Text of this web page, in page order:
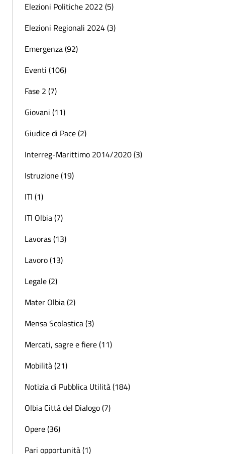
Elezioni Politiche 2022 (5)
Elezioni Regionali 2024 (3)
Emergenza (92)
Eventi (106)
Fase 2 (7)
Giovani (11)
Giudice di Pace (2)
Interreg-Marittimo 2014/2020 (3)
Istruzione (19)
ITI (1)
ITI Olbia (7)
Lavoras (13)
Lavoro (13)
Legale (2)
Mater Olbia (2)
Mensa Scolastica (3)
Mercati, sagre e fiere (11)
Mobilità (21)
Notizia di Pubblica Utilità (184)
Olbia Città del Dialogo (7)
Opere (36)
Pari opportunità (1)